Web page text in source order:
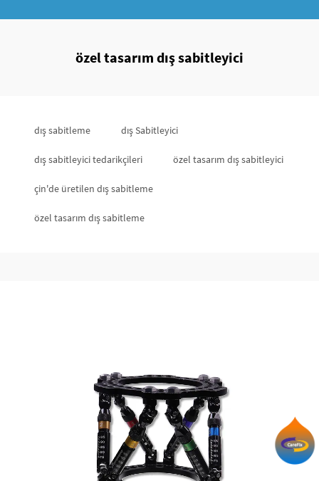
özel tasarım dış sabitleyici
dış sabitleme dış Sabitleyici
dış sabitleyici tedarikçileri özel tasarım dış sabitleyici
çin'de üretilen dış sabitleme
özel tasarım dış sabitleme